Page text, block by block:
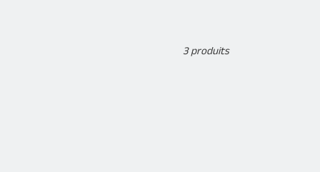
3 produits